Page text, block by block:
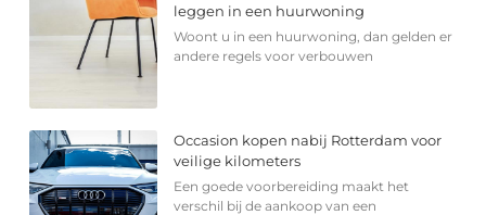
leggen in een huurwoning
Woont u in een huurwoning, dan gelden er
andere regels voor verbouwen
Occasion kopen nabij Rotterdam voor
veilige kilometers
Een goede voorbereiding maakt het
verschil bij de aankoop van een